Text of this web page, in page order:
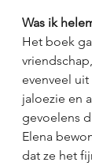
Was ik
Het boek
evenveel
jaloezie en
gevoelens
Elena
dat ze het